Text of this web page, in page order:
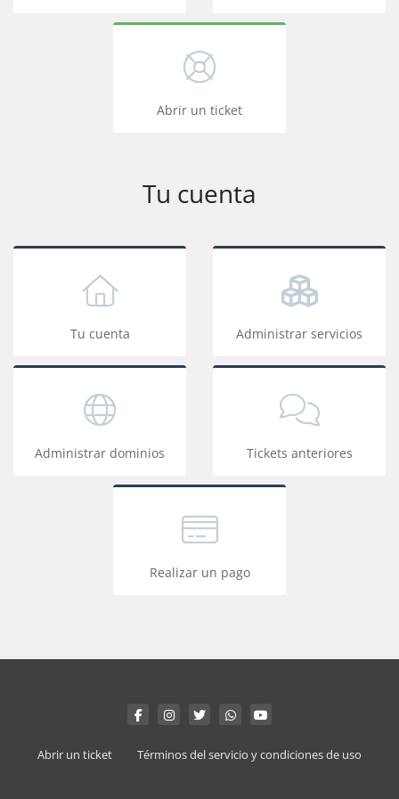
Abrir un ticket
Tu cuenta
Tu cuenta Administrar servicios
Administrar dominios Tickets anteriores
Realizar un pago
Abrir un ticket Términos del servicio y condiciones de uso